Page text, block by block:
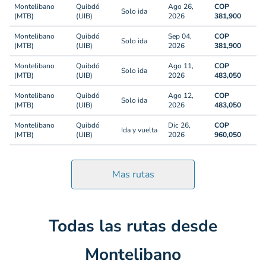
Montelibano
(MTB)
Quibdó
(UIB)
Solo ida
Ago 26,
2026
COP
381,900
Montelibano
(MTB)
Quibdó
(UIB)
Solo ida
Sep 04,
2026
COP
381,900
Montelibano
(MTB)
Quibdó
(UIB)
Solo ida
Ago 11,
2026
COP
483,050
Montelibano
(MTB)
Quibdó
(UIB)
Solo ida
Ago 12,
2026
COP
483,050
Montelibano
(MTB)
Quibdó
(UIB)
Ida y vuelta
Dic 26,
2026
COP
960,050
Mas rutas
Todas las rutas desde
Montelibano